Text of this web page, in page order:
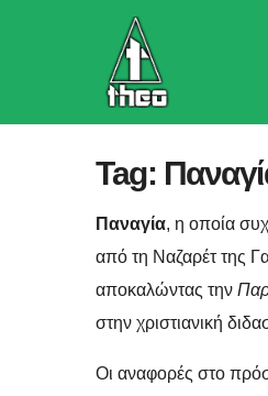
Tag:
Παναγία, η οποία
από τη Ναζαρέτ της
αποκαλώντας την
στην χριστιανική
Οι αναφορές στο